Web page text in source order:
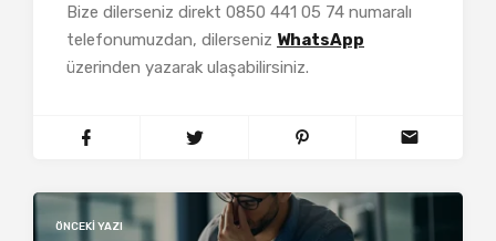
Bize dilerseniz direkt 0850 441 05 74 numaralı
telefonumuzdan, dilerseniz WhatsApp
üzerinden yazarak ulaşabilirsiniz.
ÖNCEKI YAZI